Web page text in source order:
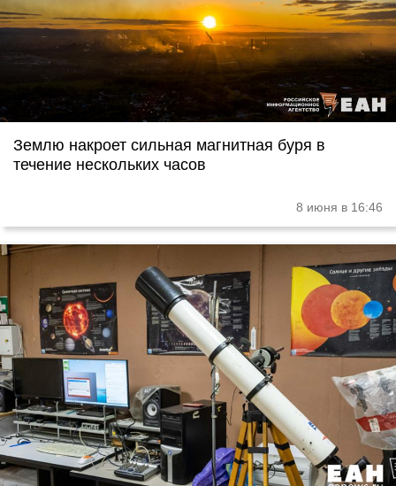
Землю накроет сильная магнитная буря в
течение нескольких часов
8 июня в 16:46